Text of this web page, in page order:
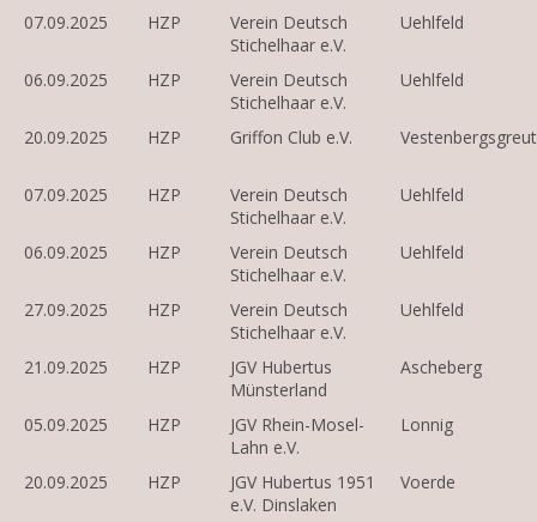
07.09.2025 HZP
Verein Deutsch
Stichelhaar e.V.
Uehlfeld
06.09.2025 HZP
Verein Deutsch
Stichelhaar e.V.
Uehlfeld
20.09.2025 HZP Griffon Club e.V.
07.09.2025 HZP
Verein Deutsch
Stichelhaar e.V.
Uehlfeld
06.09.2025 HZP
Verein Deutsch
Stichelhaar e.V.
Uehlfeld
27.09.2025 HZP
Verein Deutsch
Stichelhaar e.V.
Uehlfeld
21.09.2025 HZP
JGV Hubertus
Münsterland
Ascheberg
05.09.2025 HZP
JGV Rhein-Mosel-
Lahn e.V.
Lonnig
20.09.2025 HZP
JGV Hubertus 1951
e.V. Dinslaken
Voerde